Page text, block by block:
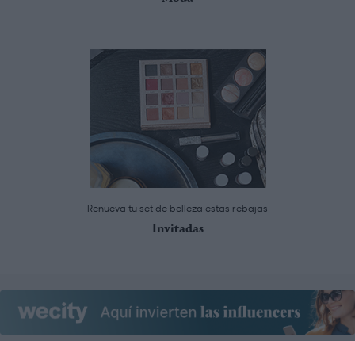
Renueva tu set de belleza estas rebajas
Invitadas